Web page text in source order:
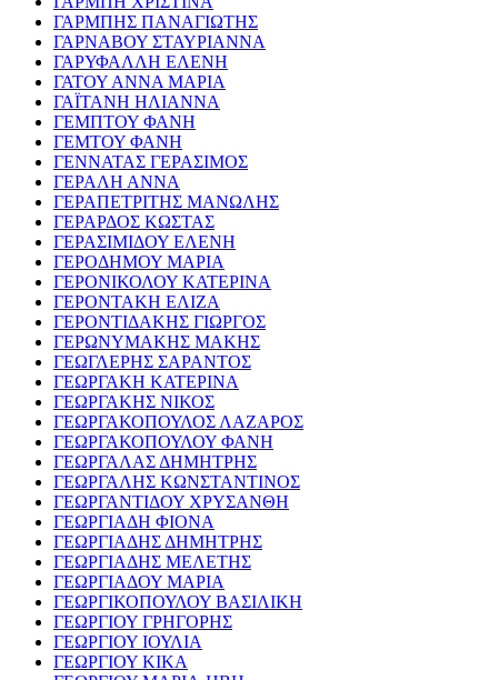
ΓΑΡΜΠΗΣ ΠΑΝΑΓΙΩΤΗΣ
ΓΑΡΝΑΒΟΥ ΣΤΑΥΡΙΑΝΝΑ
ΓΑΡΥΦΑΛΛΗ ΕΛΕΝΗ
ΓΑΤΟΥ ΑΝΝΑ ΜΑΡΙΑ
ΓΑΪΤΑΝΗ ΗΛΙΑΝΝΑ
ΓΕΜΠΤΟΥ ΦΑΝΗ
ΓΕΜΤΟΥ ΦΑΝΗ
ΓΕΝΝΑΤΑΣ ΓΕΡΑΣΙΜΟΣ
ΓΕΡΑΛΗ ΑΝΝΑ
ΓΕΡΑΠΕΤΡΙΤΗΣ ΜΑΝΩΛΗΣ
ΓΕΡΑΡΔΟΣ ΚΩΣΤΑΣ
ΓΕΡΑΣΙΜΙΔΟΥ ΕΛΕΝΗ
ΓΕΡΟΔΗΜΟΥ ΜΑΡΙΑ
ΓΕΡΟΝΙΚΟΛΟΥ ΚΑΤΕΡΙΝΑ
ΓΕΡΟΝΤΑΚΗ ΕΛΙΖΑ
ΓΕΡΟΝΤΙΔΑΚΗΣ ΓΙΩΡΓΟΣ
ΓΕΡΩΝΥΜΑΚΗΣ ΜΑΚΗΣ
ΓΕΩΓΛΕΡΗΣ ΣΑΡΑΝΤΟΣ
ΓΕΩΡΓΑΚΗ ΚΑΤΕΡΙΝΑ
ΓΕΩΡΓΑΚΗΣ ΝΙΚΟΣ
ΓΕΩΡΓΑΚΟΠΟΥΛΟΣ ΛΑΖΑΡΟΣ
ΓΕΩΡΓΑΚΟΠΟΥΛΟΥ ΦΑΝΗ
ΓΕΩΡΓΑΛΑΣ ΔΗΜΗΤΡΗΣ
ΓΕΩΡΓΑΛΗΣ ΚΩΝΣΤΑΝΤΙΝΟΣ
ΓΕΩΡΓΑΝΤΙΔΟΥ ΧΡΥΣΑΝΘΗ
ΓΕΩΡΓΙΑΔΗ ΦΙΟΝΑ
ΓΕΩΡΓΙΑΔΗΣ ΔΗΜΗΤΡΗΣ
ΓΕΩΡΓΙΑΔΗΣ ΜΕΛΕΤΗΣ
ΓΕΩΡΓΙΑΔΟΥ ΜΑΡΙΑ
ΓΕΩΡΓΙΚΟΠΟΥΛΟΥ ΒΑΣΙΛΙΚΗ
ΓΕΩΡΓΙΟΥ ΓΡΗΓΟΡΗΣ
ΓΕΩΡΓΙΟΥ ΙΟΥΛΙΑ
ΓΕΩΡΓΙΟΥ ΚΙΚΑ